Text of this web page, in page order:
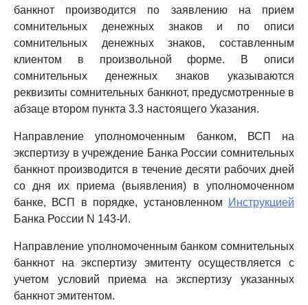
банкнот производится по заявлению на прием
сомнительных денежных знаков и по описи
сомнительных денежных знаков, составленным
клиентом в произвольной форме. В описи
сомнительных денежных знаков указываются
реквизиты сомнительных банкнот, предусмотренные в
абзаце втором пункта 3.3 настоящего Указания.
Направление уполномоченным банком, ВСП на
экспертизу в учреждение Банка России сомнительных
банкнот производится в течение десяти рабочих дней
со дня их приема (выявления) в уполномоченном
банке, ВСП в порядке, установленном
Инструкцией
Банка России N 143-И.
Направление уполномоченным банком сомнительных
банкнот на экспертизу эмитенту осуществляется с
учетом условий приема на экспертизу указанных
банкнот эмитентом.